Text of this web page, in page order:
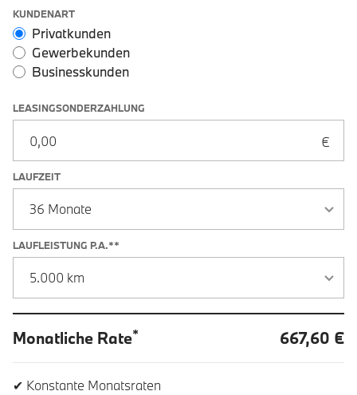
Leasingoptionen: Sonderzahlung und Laufzeit
KUNDENART
Privatkunden
Gewerbekunden
Businesskunden
LEASINGSONDERZAHLUNG
LAUFZEIT
LAUFLEISTUNG P.A.**
Monatliche Rate* 667,60 €
✔ Konstante Monatsraten